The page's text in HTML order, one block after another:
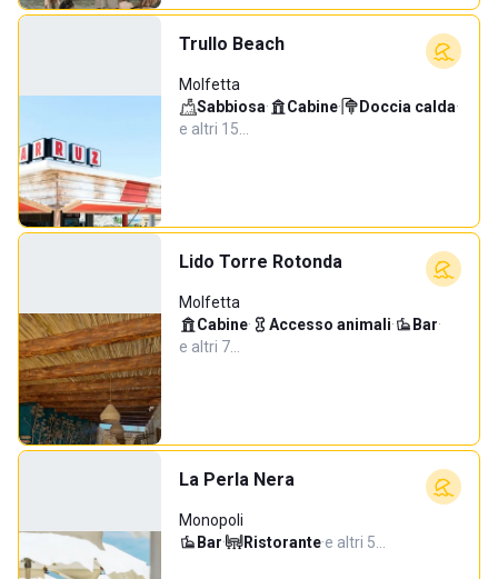
Trullo Beach
Molfetta
Sabbiosa· Cabine· Doccia calda·
e altri 15…
Lido Torre Rotonda
Molfetta
Cabine· Accesso animali· Bar·
e altri 7…
La Perla Nera
Monopoli
Bar· Ristorante·e altri 5…